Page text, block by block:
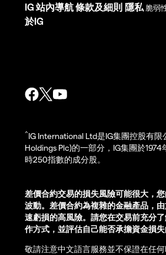
IG 站內導航條款及細則 隱私 脆弱
於IG
^IG International Ltd是IG集團控股有限
Holdings Plc)的一部分，IG集團於
時250指數的成分股。
差價合約交易的損失風險可能很大，
波動。差價合約為複雜的金融產品，
速虧損的高風險。請您在交易前充分
作方式，並評估自己能否承擔資金損失
敬請注意中文語言服務並不保證在任